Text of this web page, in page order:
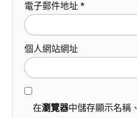
電子郵件地址 *
個人網站網址
在瀏覽器中儲存顯示名稱